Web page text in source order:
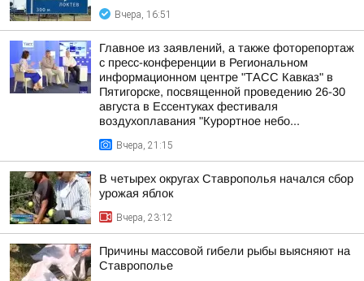
Вчера, 16:51
Главное из заявлений, а также фоторепортаж
с пресс-конференции в Региональном
информационном центре "ТАСС Кавказ" в
Пятигорске, посвященной проведению 26-30
августа в Ессентуках фестиваля
воздухоплавания "Курортное небо...
Вчера, 21:15
В четырех округах Ставрополья начался сбор
урожая яблок
Вчера, 23:12
Причины массовой гибели рыбы выясняют на
Ставрополье